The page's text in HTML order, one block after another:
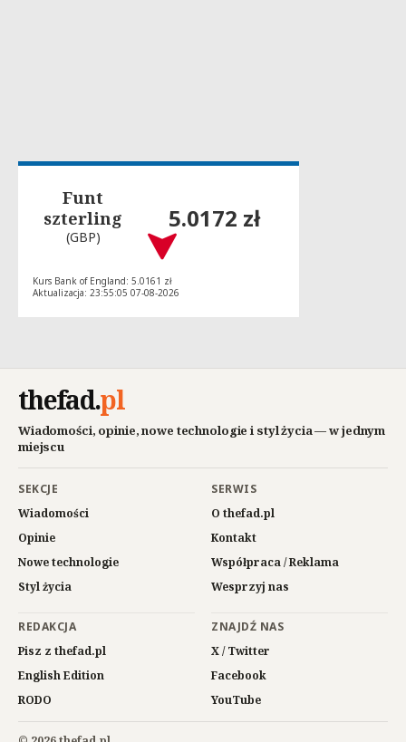
Funt
szterling
(GBP)
5.0172 zł
Kurs Bank of England: 5.0161 zł
Aktualizacja: 23:55:05 07-08-2026
thefad.pl
Wiadomości, opinie, nowe technologie i styl życia — w jednym
miejscu
SEKCJE
Wiadomości
Opinie
Nowe technologie
Styl życia
SERWIS
O thefad.pl
Kontakt
Współpraca / Reklama
Wesprzyj nas
REDAKCJA
Pisz z thefad.pl
English Edition
RODO
ZNAJDŹ NAS
X / Twitter
Facebook
YouTube